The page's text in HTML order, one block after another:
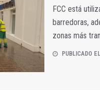
FCC está
barredoras,
zonas más
PUBLICADO